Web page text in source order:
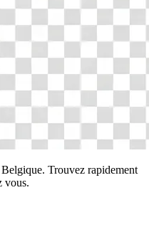
Trouvez rapidement
vous.